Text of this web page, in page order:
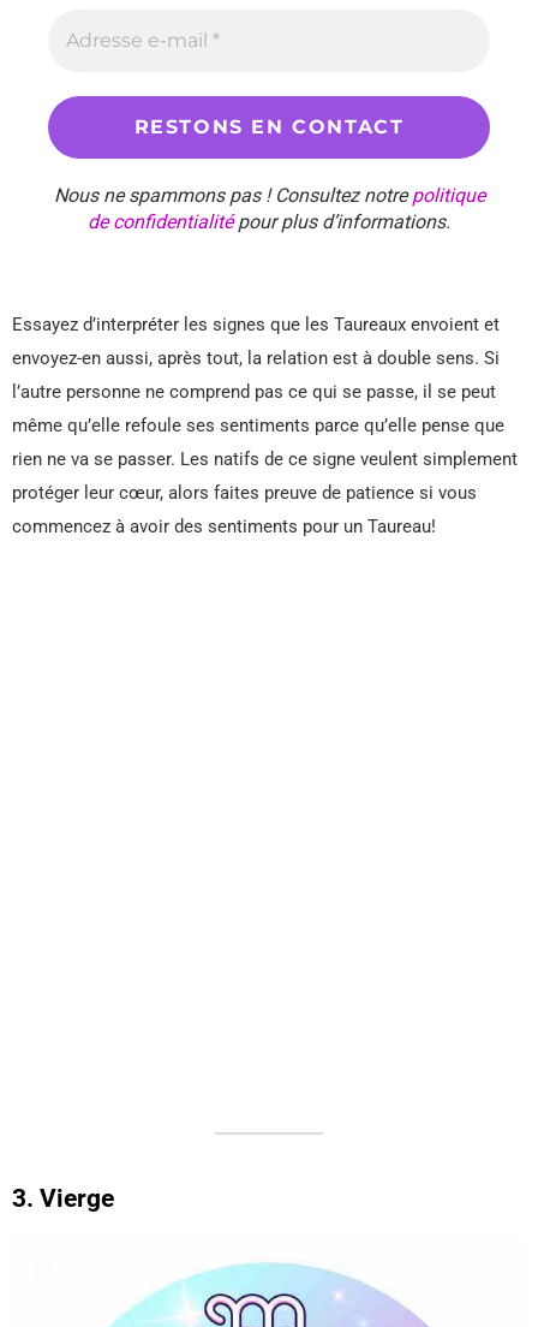
Nous ne spammons pas ! Consultez notrepolitique
de confidentialitépour plus d’informations.
Essayez d’interpréter les signes que les Taureaux envoient et
envoyez-en aussi, après tout, la relation est à double sens. Si
l’autre personne ne comprend pas ce qui se passe, il se peut
même qu’elle refoule ses sentiments parce qu’elle pense que
rien ne va se passer. Les natifs de ce signe veulent simplement
protéger leur cœur, alors faites preuve de patience si vous
commencez à avoir des sentiments pour un Taureau!
3. Vierge